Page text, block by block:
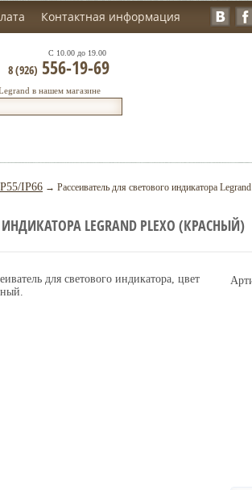
Контактная информация
в нашем магазине
С 10.00 до 19.00
8 (926) 556-19-69
IP66 → Рассеиватель для светового индикатора
LEGRAND PLEXO (КРАСНЫЙ)
для светового индикатора, цвет